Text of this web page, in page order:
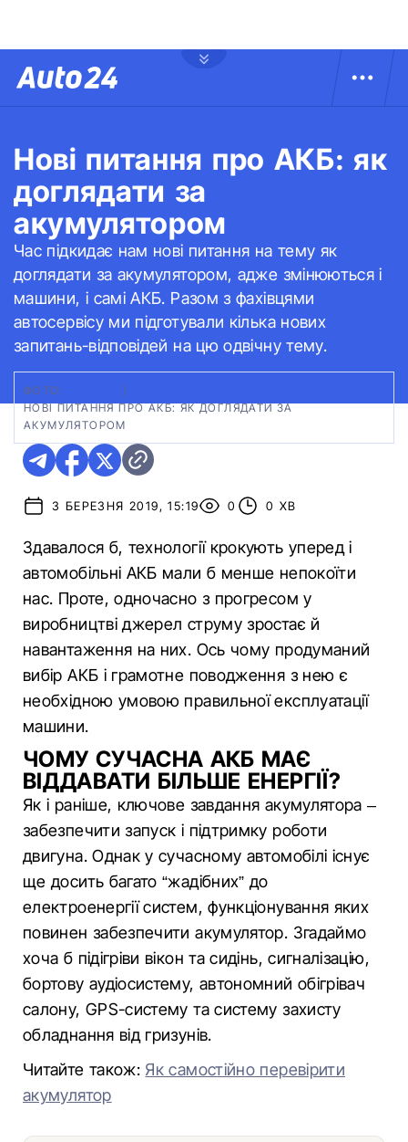
Нові питання про АКБ: як
доглядати за
акумулятором
Час підкидає нам нові питання на тему як
доглядати за акумулятором, адже змінюються і
машини, і самі АКБ. Разом з фахівцями
автосервісу ми підготували кілька нових
запитань-відповідей на цю одвічну тему.
ФОТО:
НОВІ ПИТАННЯ ПРО АКБ: ЯК ДОГЛЯДАТИ ЗА
АКУМУЛЯТОРОМ
3 БЕРЕЗНЯ 2019, 15:19 0 0 ХВ
Здавалося б, технології крокують уперед і
автомобільні АКБ мали б менше непокоїти
нас. Проте, одночасно з прогресом у
виробництві джерел струму зростає й
навантаження на них. Ось чому продуманий
вибір АКБ і грамотне поводження з нею є
необхідною умовою правильної експлуатації
машини.
ЧОМУ СУЧАСНА АКБ МАЄ
ВІДДАВАТИ БІЛЬШЕ ЕНЕРГІЇ?
Як і раніше, ключове завдання акумулятора –
забезпечити запуск і підтримку роботи
двигуна. Однак у сучасному автомобілі існує
ще досить багато “жадібних” до
електроенергії систем, функціонування яких
повинен забезпечити акумулятор. Згадаймо
хоча б підігріви вікон та сидінь, сигналізацію,
бортову аудіосистему, автономний обігрівач
салону, GPS-систему та систему захисту
обладнання від гризунів.
Читайте також: Як самостійно перевірити
акумулятор